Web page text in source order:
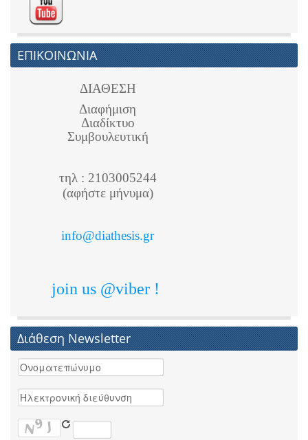
ΕΠΙΚΟΙΝΩΝΙΑ
ΔΙΑΘΕΣΗ
Διαφήμιση
Διαδίκτυο
Συμβουλευτική
τηλ : 2103005244
(αφήστε μήνυμα)
info@diathesis.gr
join us @viber !
Διάθεση Newsletter